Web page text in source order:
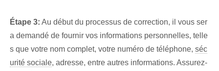
Étape 3: Au début du processus de correction, il vous ser
a demandé de fournir vos informations personnelles, telle
s que votre nom complet, votre numéro de téléphone, séc
urité sociale, adresse, entre autres informations. Assurez-